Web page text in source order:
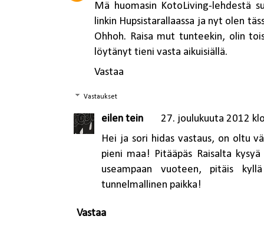
Mä huomasin KotoLiving-lehdestä
linkin Hupsistarallaassa ja nyt olen
Ohhoh. Raisa mut tunteekin, olin
löytänyt tieni vasta aikuisiällä.
Vastaa
Vastaukset
eilen tein
27. joulukuuta 2012
Hei ja sori hidas vastaus, on oltu
pieni maa! Pitääpäs Raisalta
useampaan vuoteen, pitäis
tunnelmallinen paikka!
Vastaa